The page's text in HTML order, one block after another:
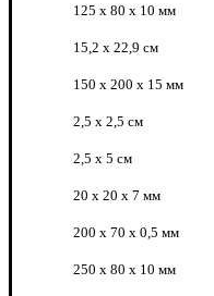
125 x 80 x 10 мм
15,2 х 22,9 см
150 x 200 x 15 мм
2,5 х 2,5 см
2,5 х 5 см
20 x 20 x 7 мм
200 x 70 x 0,5 мм
250 x 80 x 10 мм